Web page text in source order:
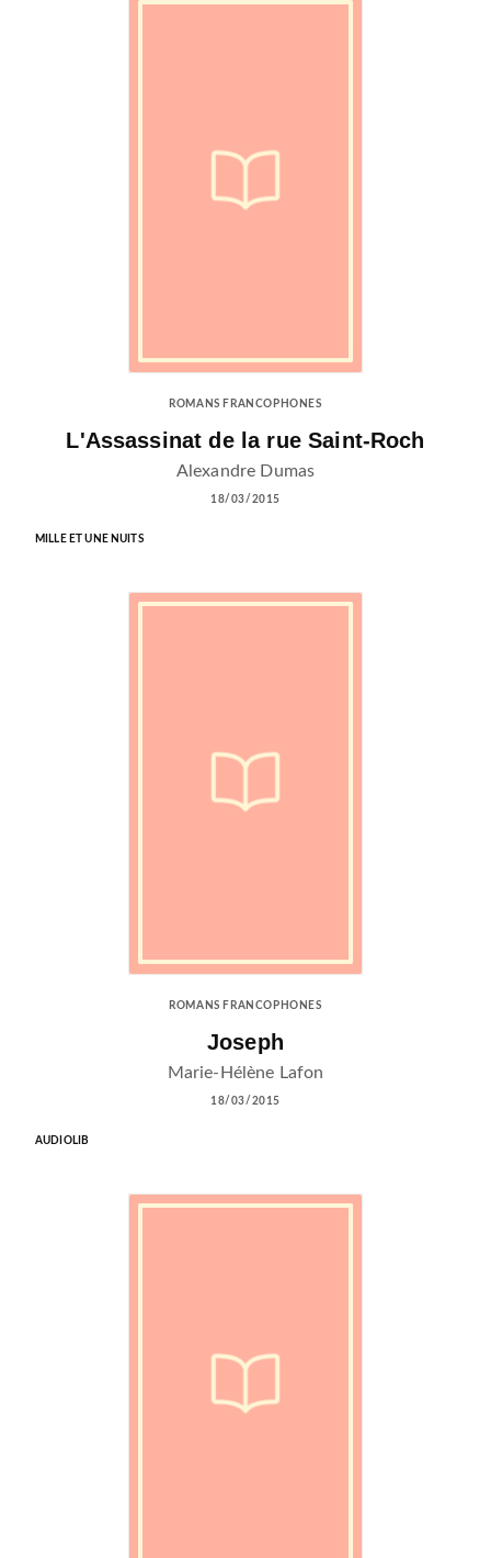
ROMANS FRANCOPHONES
L'Assassinat de la rue Saint-Roch
Alexandre Dumas
18/03/2015
MILLE ET UNE NUITS
ROMANS FRANCOPHONES
Joseph
Marie-Hélène Lafon
18/03/2015
AUDIOLIB